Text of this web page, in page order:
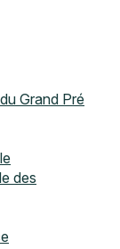
Grand Pré
des